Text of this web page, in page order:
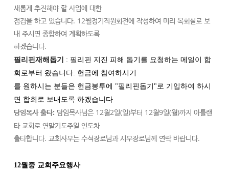
새롭게 추진해야 할 사업에 대한
점검을 하고 있습니다. 12월정기직원회전에 작성하여 미리 목회실로 보
내 주시면 종합하여 계획하도록
하겠습니다.
필리핀재해돕기 : 필리핀 지진 피해 돕기를 요청하는 메일이
합
회로부터 왔습니다. 헌금에
참여하시기
를 원하시는 분들은 헌금봉투에 "필리핀돕기 "로 기입하여 하시
면 합회로 보내도록 하겠습니다
담임목사 출타: 담임목사님은 12월2일(일)부터 12월9일(월)까지 아틀랜
타 교회로 연말기도주일 인도차
출타합니다. 교회사무는 수석장로님과 시무장로님께 연락 바랍니다.
12월중 교회주요행사